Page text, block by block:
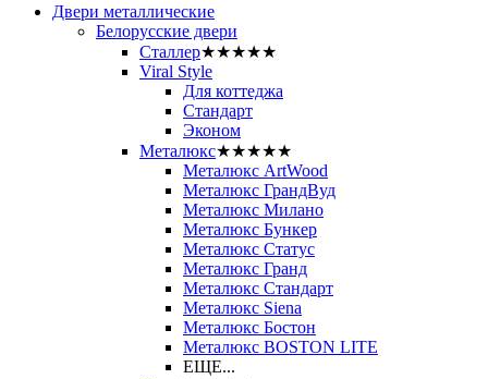
Двери металлические
Белорусские двери
Сталлер★★★★★
Viral Style
Для коттеджа
Стандарт
Эконом
Металюкс★★★★★
Металюкс ArtWood
Металюкс ГрандВуд
Металюкс Милано
Металюкс Бункер
Металюкс Статус
Металюкс Гранд
Металюкс Стандарт
Металюкс Siena
Металюкс Бостон
Металюкс BOSTON LITE
ЕЩЕ...